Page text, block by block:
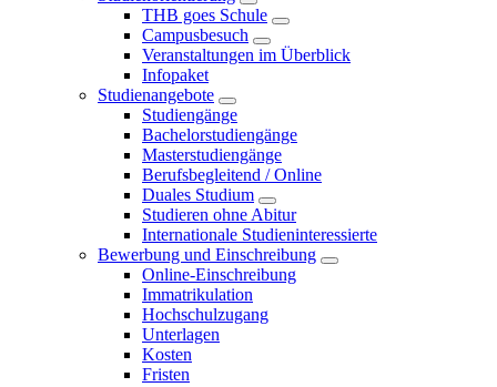
THB goes Schule
Campusbesuch
Veranstaltungen im Überblick
Infopaket
Studienangebote
Studiengänge
Bachelorstudiengänge
Masterstudiengänge
Berufsbegleitend / Online
Duales Studium
Studieren ohne Abitur
Internationale Studieninteressierte
Bewerbung und Einschreibung
Online-Einschreibung
Immatrikulation
Hochschulzugang
Unterlagen
Kosten
Fristen